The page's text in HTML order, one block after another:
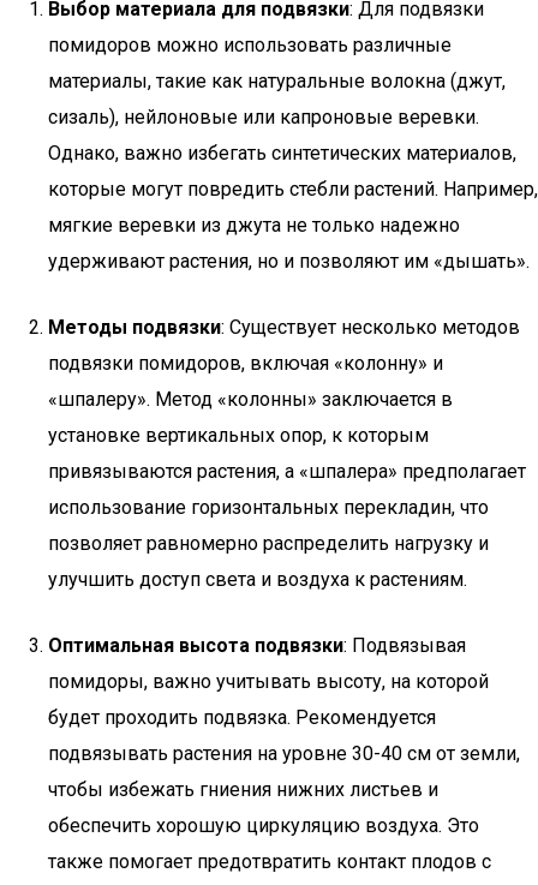
Выбор материала для подвязки: Для подвязки
помидоров можно использовать различные
материалы, такие как натуральные волокна (джут,
сизаль), нейлоновые или капроновые веревки.
Однако, важно избегать синтетических материалов,
которые могут повредить стебли растений. Например,
мягкие веревки из джута не только надежно
удерживают растения, но и позволяют им «дышать».
Методы подвязки: Существует несколько методов
подвязки помидоров, включая «колонну» и
«шпалеру». Метод «колонны» заключается в
установке вертикальных опор, к которым
привязываются растения, а «шпалера» предполагает
использование горизонтальных перекладин, что
позволяет равномерно распределить нагрузку и
улучшить доступ света и воздуха к растениям.
Оптимальная высота подвязки: Подвязывая
помидоры, важно учитывать высоту, на которой
будет проходить подвязка. Рекомендуется
подвязывать растения на уровне 30-40 см от земли,
чтобы избежать гниения нижних листьев и
обеспечить хорошую циркуляцию воздуха. Это
также помогает предотвратить контакт плодов с